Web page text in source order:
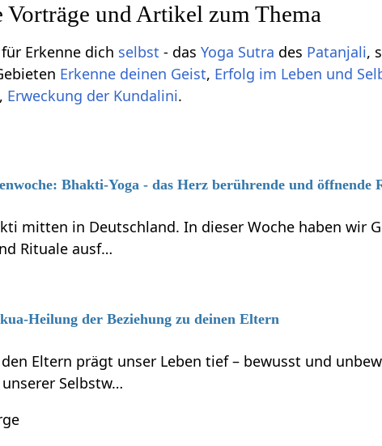
Vorträge und Artikel zum Thema
Erkenne dich selbst - dasYoga Sutra des Patanjali,
Erkenne deinen Geist, Erfolg im Leben und
, Erweckung der Kundalini.
Bhakti-Yoga - das Herz berührende und
mitten in Deutschland. In dieser Woche haben wir
Rituale ausf…
Heilung der Beziehung zu deinen Eltern
Eltern prägt unser Leben tief – bewusst und
Selbstw…